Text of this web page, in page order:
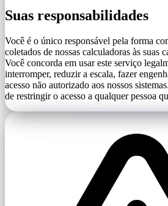
Suas responsabilidades
Você é o único responsável pela forma
coletados de nossas calculadoras às suas
Você concorda em usar este serviço
interromper, reduzir a escala, fazer
acesso não autorizado aos nossos
de restringir o acesso a qualquer pessoa